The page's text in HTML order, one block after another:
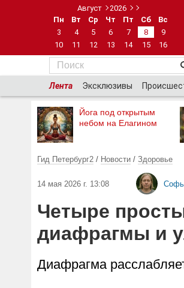
Август
2026
Пн
Вт Ср Чт Пт Сб
Вс
3
4 5 6 7 8
9
10
11 12 13 14 15 16
Лента Эксклюзивы
Йога под открытым
небом на Елагином
Гид Петербург2 / Новости / Здоровье
14 мая 2026 г. 13:08
Четыре
диафрагмы и
Диафрагма